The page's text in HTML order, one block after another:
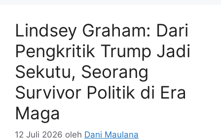
Lindsey Graham: Dari
Pengkritik Trump Jadi
Sekutu, Seorang
Survivor Politik di Era
Maga
12 Juli 2026 oleh Dani Maulana